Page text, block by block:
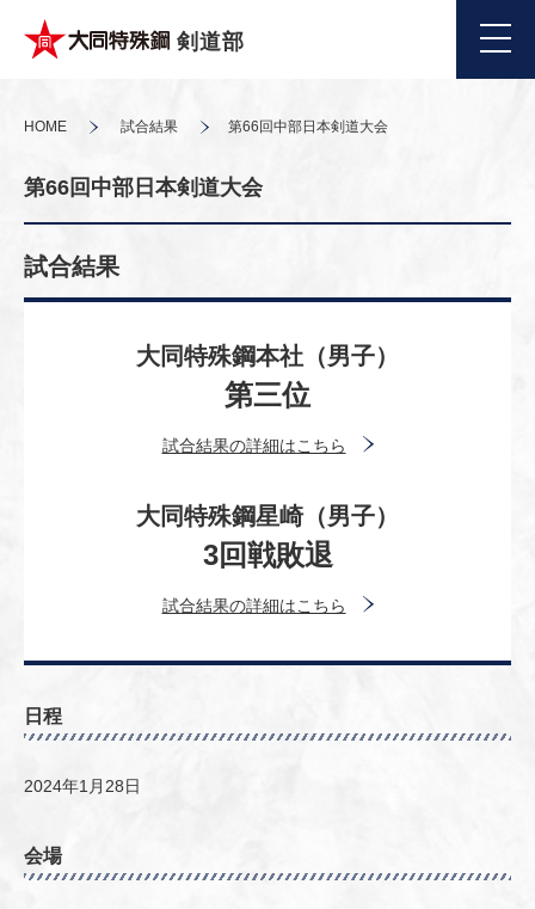
剣道部
HOME 試合結果 第66回中部日本剣道大会
第66回中部日本剣道大会
試合結果
大同特殊鋼本社（男子）
第三位
試合結果の詳細はこちら
大同特殊鋼星崎（男子）
3回戦敗退
試合結果の詳細はこちら
日程
2024年1月28日
会場